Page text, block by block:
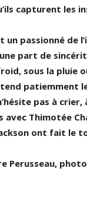
capturent les
un passionné de
part de
sous la pluie
patiemment
pas à crier,
avec Thimotée
ont fait le
Perusseau,